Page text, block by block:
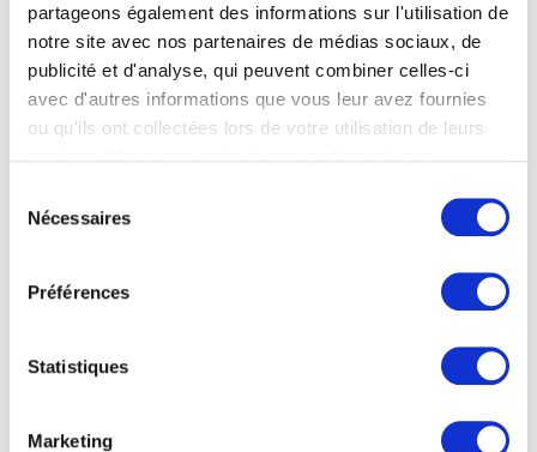
partageons également des informations sur l'utilisation de
notre site avec nos partenaires de médias sociaux, de
publicité et d'analyse, qui peuvent combiner celles-ci
avec d'autres informations que vous leur avez fournies
ou qu'ils ont collectées lors de votre utilisation de leurs
Nécessaires
Préférences
Statistiques
Marketing